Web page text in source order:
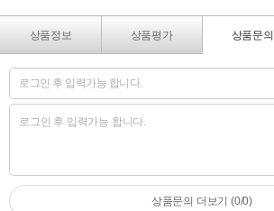
상품정보 상품평가 상품문의
상품문의 더보기 (0/0)